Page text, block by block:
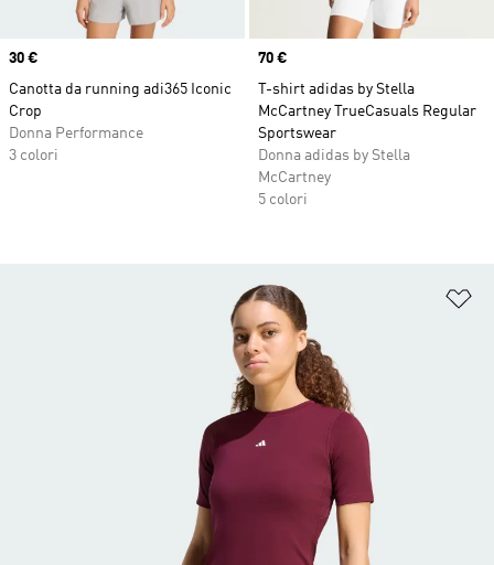
Price
30 €
Canotta da running adi365 Iconic
Crop
Donna Performance
3 colori
Price
70 €
T-shirt adidas by Stella
McCartney TrueCasuals Regular
Sportswear
Donna adidas by Stella
McCartney
5 colori